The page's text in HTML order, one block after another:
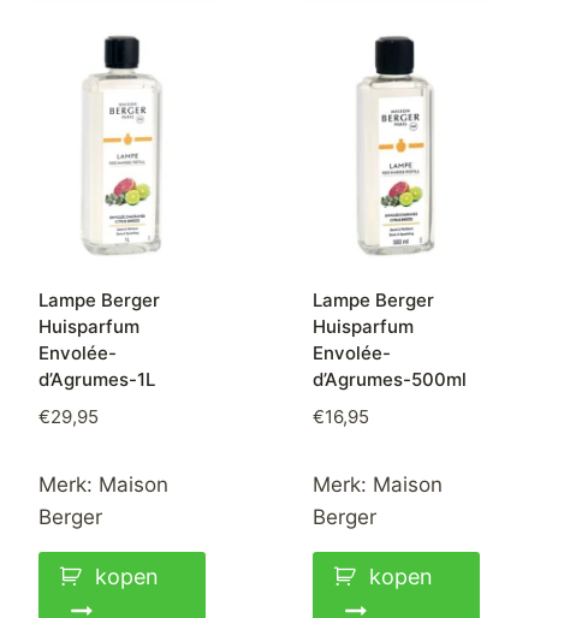
Lampe Berger
Huisparfum
Envolée-
d’Agrumes-1L
€29,95
Merk: Maison
Berger
kopen
Lampe Berger
Huisparfum
Envolée-
d’Agrumes-500ml
€16,95
Merk: Maison
Berger
kopen